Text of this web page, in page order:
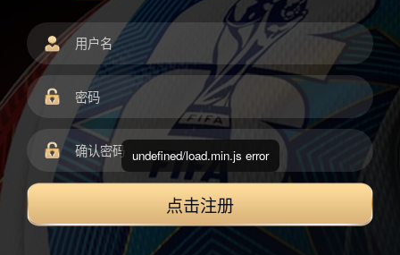
点击注册
undefined/load.min.js error